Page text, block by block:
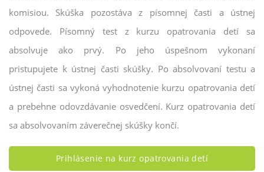
komisiou. Skúška pozostáva z písomnej časti a ústnej
odpovede. Písomný test z kurzu opatrovania detí sa
absolvuje ako prvý. Po jeho úspešnom vykonaní
pristupujete k ústnej časti skúšky. Po absolvovaní testu a
ústnej časti sa vykoná vyhodnotenie kurzu opatrovania detí
a prebehne odovzdávanie osvedčení. Kurz opatrovania detí
sa absolvovaním záverečnej skúšky končí.
Prihlásenie na kurz opatrovania detí